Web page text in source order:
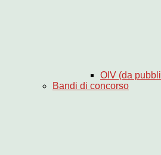
OIV (da
Bandi di concorso